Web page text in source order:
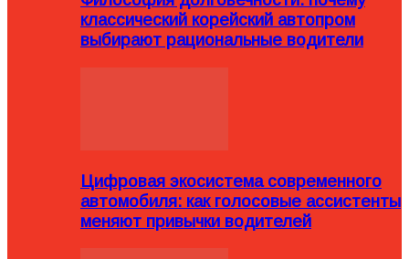
классический корейский автопром
выбирают рациональные водители
Цифровая экосистема современного
автомобиля: как голосовые ассистенты
меняют привычки водителей